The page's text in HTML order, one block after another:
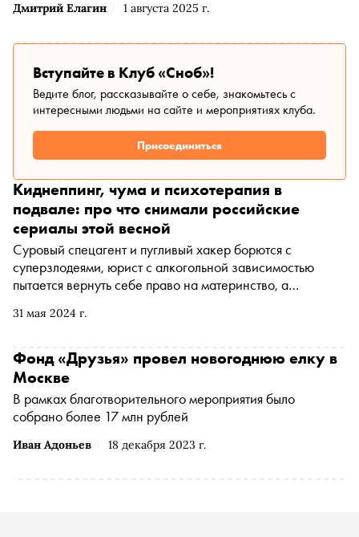
Дмитрий Елагин 1 августа 2025 г.
интересные фильмы и сериалы конца лета
Вступайте в Клуб «Сноб»!
Ведите блог, рассказывайте о себе, знакомьтесь с
интересными людьми на сайте и мероприятиях клуба.
Присоединиться
31 мая 2024 г.
Киднеппинг, чума и психотерапия в
подвале: про что снимали российские
сериалы этой весной
Суровый спецагент и пугливый хакер борются с
суперзлодеями, юрист с алкогольной зависимостью
пытается вернуть себе право на материнство, а
обидчиков ради эксперимента. «Сноб» выбрал самые
заслуживают внимания
Иван Адоньев 18 декабря 2023 г.
Фонд «Друзья» провел новогоднюю елку в
Москве
В рамках благотворительного мероприятия было
собрано более 17 млн рублей